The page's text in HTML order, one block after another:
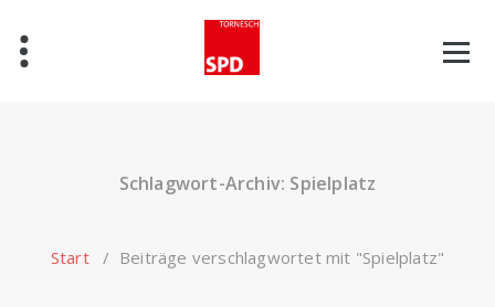
Inhalt
springen
Schlagwort-Archiv: Spielplatz
Start/ Beiträge verschlagwortet mit "Spielplatz"